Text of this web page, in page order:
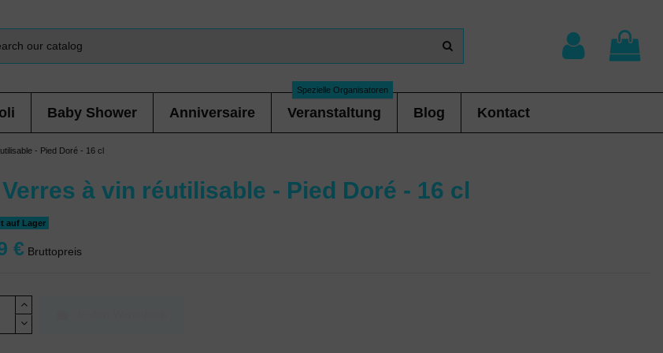
Baby Shower Anniversaire Veranstaltung
Spezielle Organisatoren
Blog Kontact
- Pied Doré - 16 cl
à vin réutilisable - Pied Doré - 16 cl
auf Lager
€ Bruttopreis